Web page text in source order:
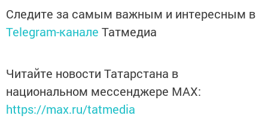
Следите за самым важным и интересным в
Telegram-канале Татмедиа
Читайте новости Татарстана в
национальном мессенджере MАХ:
https://max.ru/tatmedia